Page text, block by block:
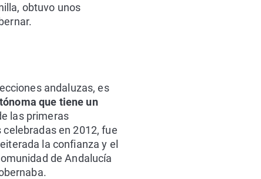
obtuvo unos
andaluzas, es
que tiene un
las primeras
en 2012, fue
la confianza y el
de Andalucía